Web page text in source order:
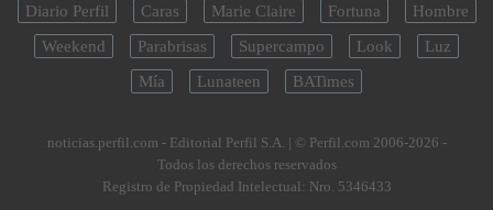
Diario Perfil Caras Marie Claire Fortuna
Hombre
Weekend
Parabrisas Supercampo Look
Luz
Mía
Lunateen BATimes
noticias.perfil.com - Editorial Perfil S.A. | © Perfil.com 2006-2026 -
Todos los derechos reservados
Registro de Propiedad Intelectual: Nro. 5346433